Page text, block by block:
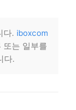
다. iboxcom
또는 일부를
다.